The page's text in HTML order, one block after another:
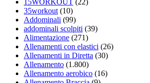
15WORKOUT (22)
35workout (10)
Addominali (99)
addominali scolpiti (39)
Alimentazione (271)
Allenamenti con elastici (26)
Allenamenti in Diretta (30)
Allenamento (1.800)
Allenamento aerobico (16)